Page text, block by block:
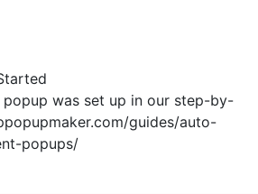
popup was set up in our step-by-
guides/auto-
popups/